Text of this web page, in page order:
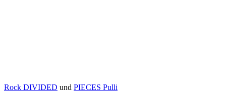
Rock DIVIDED und PIECES Pulli